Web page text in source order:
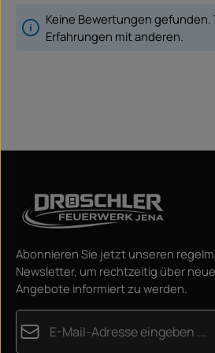
Keine Bewertungen gefunden.
Erfahrungen mit anderen.
Abonnieren Sie jetzt unseren
Newsletter, um rechtzeitig über
Angebote informiert zu werden.
E-Mail-Adresse*